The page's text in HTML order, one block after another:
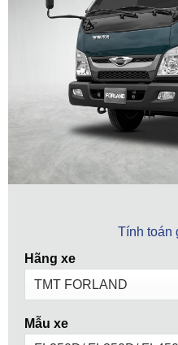
Tính toán
Hãng xe
Mẫu xe